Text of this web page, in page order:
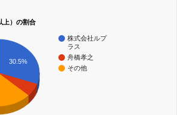
上）の割合
株式会社ルプ
ラス
舟橋孝之
その他
30.5%